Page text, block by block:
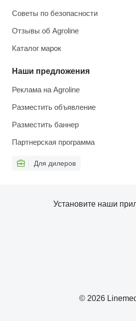
Советы по безопасности
Отзывы об Agroline
Каталог марок
Наши предложения
Реклама на Agroline
Разместить объявление
Разместить баннер
Партнерская программа
Для дилеров
© 2026
Установите наши